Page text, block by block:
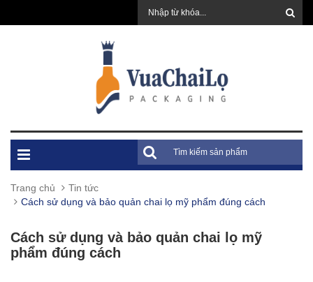
Trang chủ
Tin tức
Cách sử dụng và bảo quản chai lọ mỹ phẩm đúng cách
Cách sử dụng và bảo quản chai lọ mỹ
phẩm đúng cách